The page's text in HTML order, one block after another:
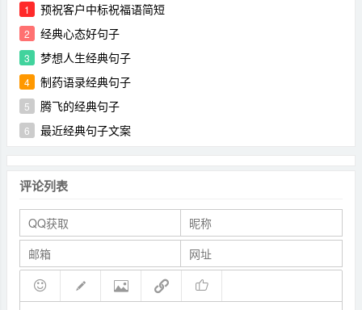
1 预祝客户中标祝福语简短
2 经典心态好句子
3 梦想人生经典句子
4 制药语录经典句子
5 腾飞的经典句子
6 最近经典句子文案
评论列表